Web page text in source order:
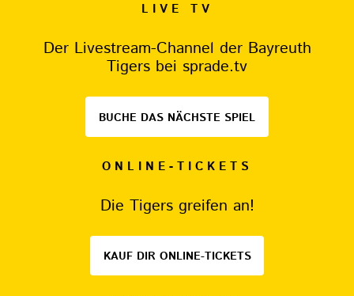
LIVE TV
Der Livestream-Channel der Bayreuth
Tigers bei sprade.tv
BUCHE DAS NÄCHSTE SPIEL
ONLINE-TICKETS
Die Tigers greifen an!
KAUF DIR ONLINE-TICKETS